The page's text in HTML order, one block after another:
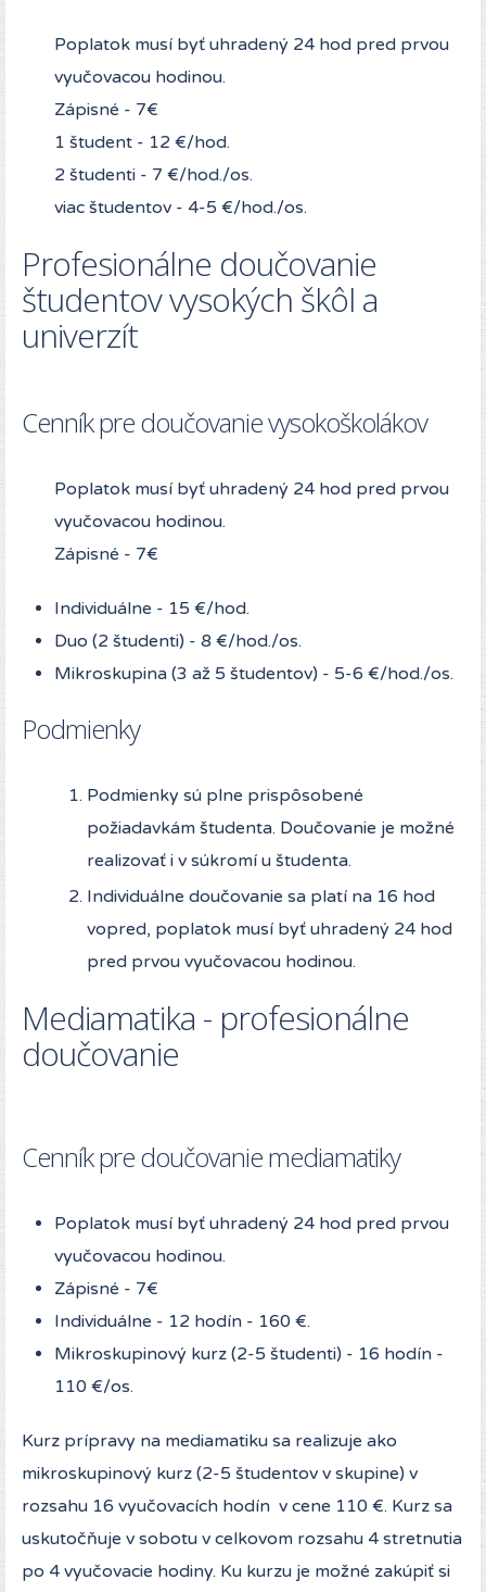
Poplatok musí byť uhradený 24 hod pred prvou
vyučovacou hodinou.
Zápisné - 7€
1 študent - 12 €/hod.
2 študenti - 7 €/hod./os.
viac študentov - 4-5 €/hod./os.
Profesionálne doučovanie
študentov vysokých škôl a
univerzít
Cenník pre doučovanie vysokoškolákov
Poplatok musí byť uhradený 24 hod pred prvou
vyučovacou hodinou.
Zápisné - 7€
Individuálne - 15 €/hod.
Duo (2 študenti) - 8 €/hod./os.
Mikroskupina (3 až 5 študentov) - 5-6 €/hod./os.
Podmienky
Podmienky sú plne prispôsobené
požiadavkám študenta. Doučovanie je možné
realizovať i v súkromí u študenta.
Individuálne doučovanie sa platí na 16 hod
vopred, poplatok musí byť uhradený 24 hod
pred prvou vyučovacou hodinou.
Mediamatika - profesionálne
doučovanie
Cenník pre doučovanie mediamatiky
Poplatok musí byť uhradený 24 hod pred prvou
vyučovacou hodinou.
Zápisné - 7€
Individuálne - 12 hodín - 160 €.
Mikroskupinový kurz (2-5 študenti) - 16 hodín -
110 €/os.
Kurz prípravy na mediamatiku sa realizuje ako
mikroskupinový kurz (2-5 študentov v skupine) v
rozsahu 16 vyučovacích hodín v cene 110 €. Kurz sa
uskutočňuje v sobotu v celkovom rozsahu 4 stretnutia
po 4 vyučovacie hodiny. Ku kurzu je možné zakúpiť si